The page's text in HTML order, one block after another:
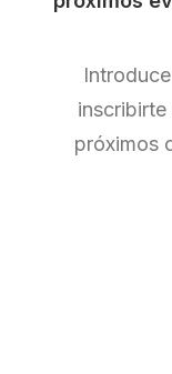
inscribirte
próximos